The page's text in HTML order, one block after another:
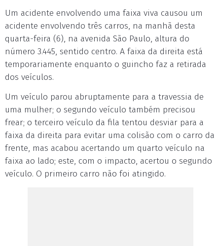
Um acidente envolvendo uma faixa viva causou um
acidente envolvendo três carros, na manhã desta
quarta-feira (6), na avenida São Paulo, altura do
número 3.445, sentido centro. A faixa da direita está
temporariamente enquanto o guincho faz a retirada
dos veículos.
Um veículo parou abruptamente para a travessia de
uma mulher; o segundo veículo também precisou
frear; o terceiro veículo da fila tentou desviar para a
faixa da direita para evitar uma colisão com o carro da
frente, mas acabou acertando um quarto veículo na
faixa ao lado; este, com o impacto, acertou o segundo
veículo. O primeiro carro não foi atingido.